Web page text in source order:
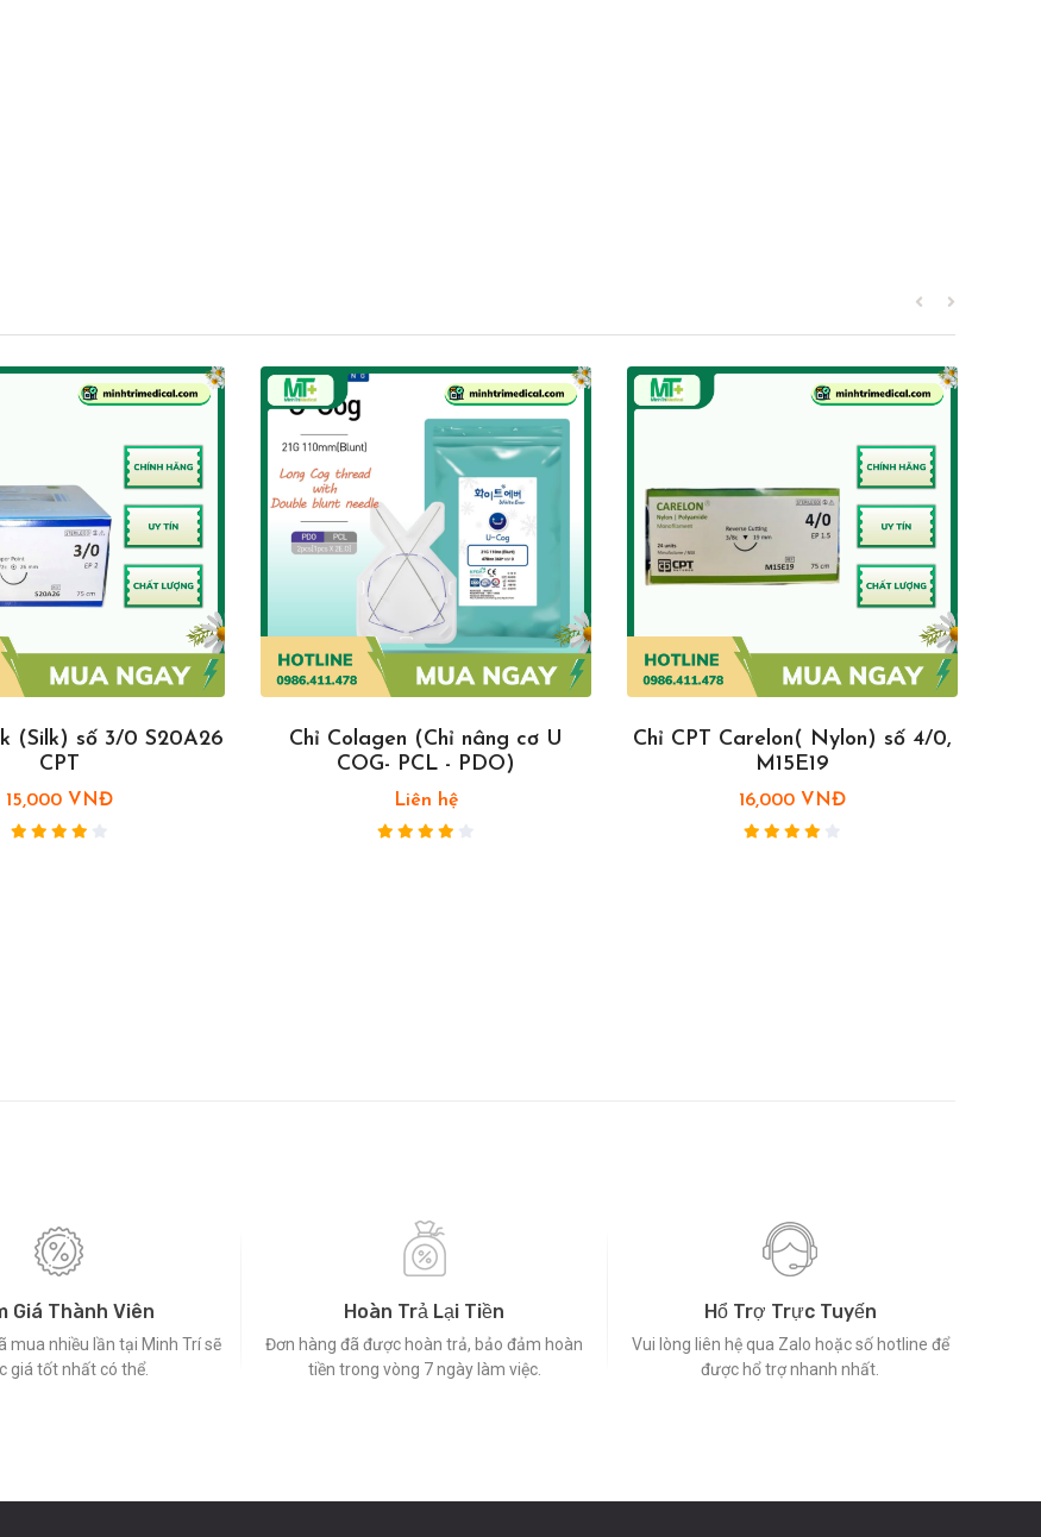
(Silk) số 3/0 S20A26
CPT
15,000 VNĐ
Chỉ Colagen (Chỉ nâng cơ U
COG- PCL - PDO)
Liên hệ
Chỉ CPT Carelon( Nylon) số 4/0,
M15E19
16,000 VNĐ
Giá Thành Viên
mua nhiều lần tại Minh Trí sẽ
giá tốt nhất có thể.
Hoàn Trả Lại Tiền
Đơn hàng đã được hoàn trả, bảo đảm hoàn
tiền trong vòng 7 ngày làm việc.
Hổ Trợ Trực Tuyến
Vui lòng liên hệ qua Zalo hoặc số hotline để
được hổ trợ nhanh nhất.